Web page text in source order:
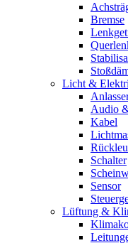
Bremse
Licht &
Audio
Kabel
Schalter
Sensor
Lüftung &